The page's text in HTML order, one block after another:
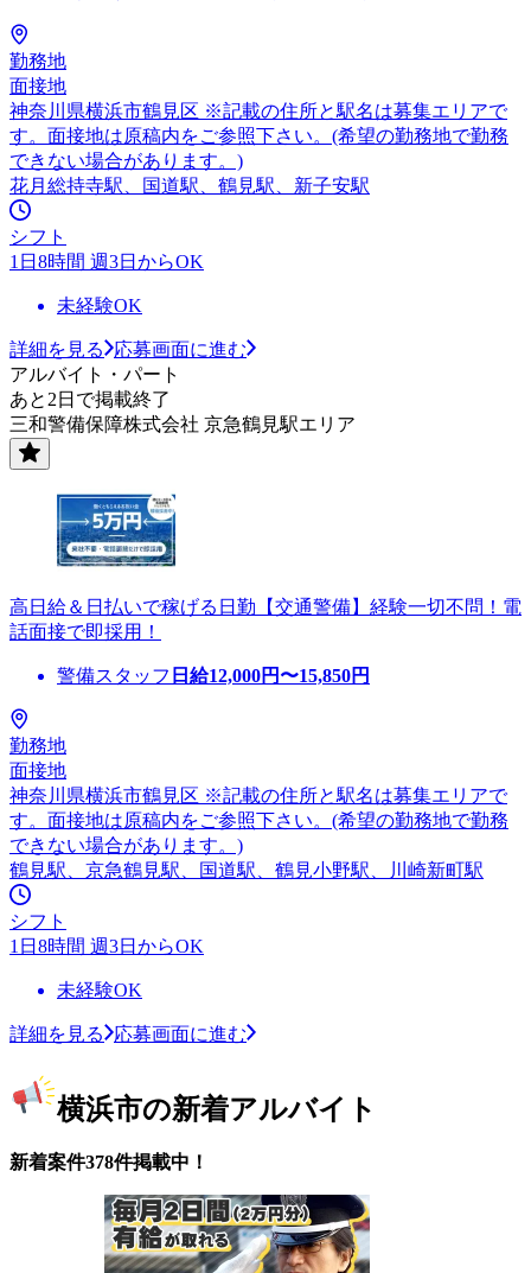
勤務地
面接地
神奈川県横浜市鶴見区 ※記載の住所と駅名は募集エリアで
す。面接地は原稿内をご参照下さい。(希望の勤務地で勤務
できない場合があります。)
花月総持寺駅、国道駅、鶴見駅、新子安駅
シフト
1日8時間 週3日からOK
未経験OK
詳細を見る
応募画面に進む
アルバイト・パート
あと2日で掲載終了
三和警備保障株式会社 京急鶴見駅エリア
高日給＆日払いで稼げる日勤【交通警備】経験一切不問！電
話面接で即採用！
警備スタッフ 日給12,000円〜15,850円
勤務地
面接地
神奈川県横浜市鶴見区 ※記載の住所と駅名は募集エリアで
す。面接地は原稿内をご参照下さい。(希望の勤務地で勤務
できない場合があります。)
鶴見駅、京急鶴見駅、国道駅、鶴見小野駅、川崎新町駅
シフト
1日8時間 週3日からOK
未経験OK
詳細を見る 応募画面に進む
横浜市の新着アルバイト
新着案件378件掲載中！